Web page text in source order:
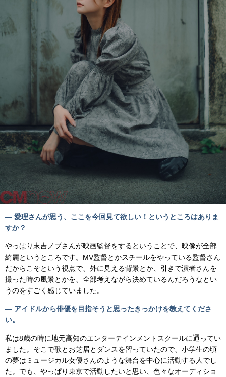
— 愛理さんが思う、ここを今回見て欲しい！というところはありま
すか？
やっぱり末吉ノブさんが映画監督をするということで、映像が全部
綺麗というところです。MV監督とかスチールをやっている監督さん
だからこそという視点で、外に見える背景とか、引きで演者さんを
撮った時の風景とかを、全部考えながら決めているんだろうなとい
うのをすごく感じていました。
— アイドルから俳優を目指そうと思ったきっかけを教えてくださ
い。
私は8歳の時に地元高知のエンターテインメントスクールに通ってい
ました。そこで歌とお芝居とダンスを習っていたので、小学生の頃
の夢はミュージカル女優さんのような舞台を中心に活動する人でし
た。でも、やっぱり東京で活動したいと思い、色々なオーディショ